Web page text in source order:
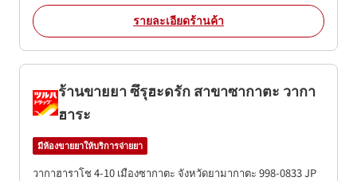
รายละเอียดร้านค้า
ร้านขายยา ซึรุฮะดรัก สาขาซากาตะ วากา
ฮาระ
มีห้องขายยาให้บริการจ่ายยา
วากาฮาราโช 4-10 เมืองซากาตะ จังหวัดยามากาตะ 998-0833JP